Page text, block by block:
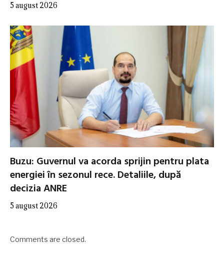
5 august 2026
Buzu: Guvernul va acorda sprijin pentru plata
energiei în sezonul rece. Detaliile, după
decizia ANRE
5 august 2026
Comments are closed.